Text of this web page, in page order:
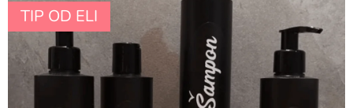
TIP OD ELI